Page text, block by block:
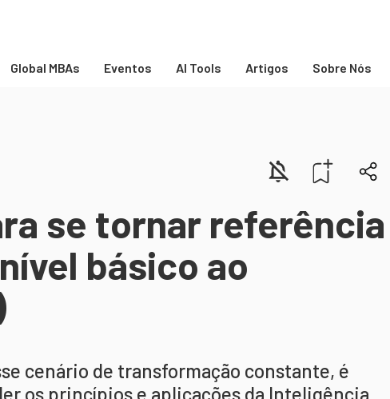
Global MBAs Eventos AI Tools Artigos Sobre Nós
se tornar referência
básico ao
cenário de transformação constante, é
os princípios e aplicações da Inteligência